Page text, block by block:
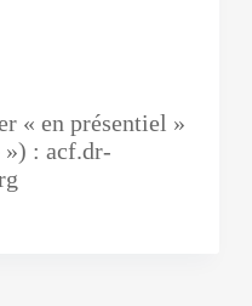
« en présentiel »
») : acf.dr-